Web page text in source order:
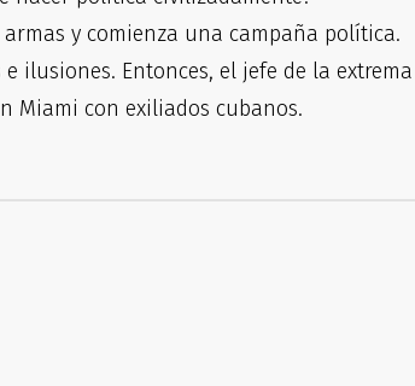
y comienza una campaña política.
ilusiones. Entonces, el jefe de la extrema
Miami con exiliados cubanos.